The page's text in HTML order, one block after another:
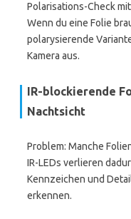
Polarisations-Check
Wenn du eine Folie
polarysierende
Kamera aus.
IR-blockierende
Nachtsicht
Problem: Manche
IR-LEDs verlieren
Kennzeichen und
erkennen.